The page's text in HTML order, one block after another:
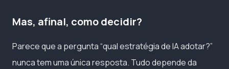
Mas, afinal, como decidir?
Parece que a pergunta “qual estratégia de IA adotar?”
nunca tem uma única resposta. Tudo depende da